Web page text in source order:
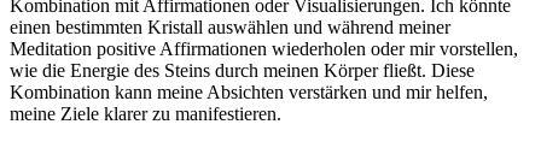
Kombination mit Affirmationen oder Visualisierungen. Ich könnte
einen bestimmten Kristall auswählen und während meiner
Meditation positive Affirmationen wiederholen oder mir vorstellen,
wie die Energie des Steins durch meinen Körper fließt. Diese
Kombination kann meine Absichten verstärken und mir helfen,
meine Ziele klarer zu manifestieren.